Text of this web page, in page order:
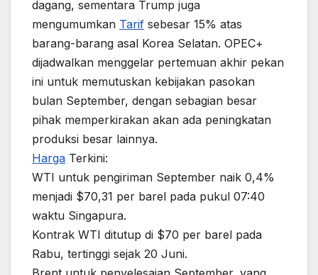
dagang, sementara Trump juga
mengumumkan Tarif sebesar 15% atas
barang-barang asal Korea Selatan. OPEC+
dijadwalkan menggelar pertemuan akhir pekan
ini untuk memutuskan kebijakan pasokan
bulan September, dengan sebagian besar
pihak memperkirakan akan ada peningkatan
produksi besar lainnya.
Harga Terkini:
WTI untuk pengiriman September naik 0,4%
menjadi $70,31 per barel pada pukul 07:40
waktu Singapura.
Kontrak WTI ditutup di $70 per barel pada
Rabu, tertinggi sejak 20 Juni.